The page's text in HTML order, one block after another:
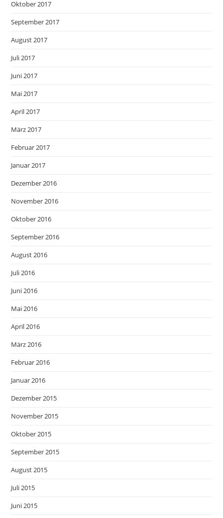
Oktober 2017
September 2017
August 2017
Juli 2017
Juni 2017
Mai 2017
April 2017
März 2017
Februar 2017
Januar 2017
Dezember 2016
November 2016
Oktober 2016
September 2016
August 2016
Juli 2016
Juni 2016
Mai 2016
April 2016
März 2016
Februar 2016
Januar 2016
Dezember 2015
November 2015
Oktober 2015
September 2015
August 2015
Juli 2015
Juni 2015